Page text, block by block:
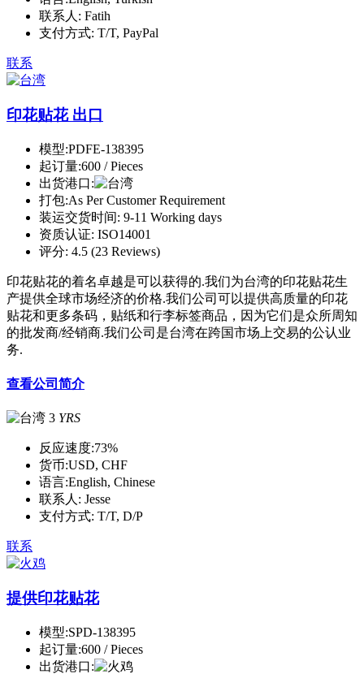
联系人: Fatih
支付方式: T/T, PayPal
联系
印花贴花 出口
模型:PDFE-138395
起订量:600 / Pieces
出货港口:
打包:As Per Customer Requirement
装运交货时间: 9-11 Working days
资质认证: ISO14001
评分: 4.5 (23 Reviews)
印花贴花的着名卓越是可以获得的.我们为台湾的印花贴花生
产提供全球市场经济的价格.我们公司可以提供高质量的印花
贴花和更多条码，贴纸和行李标签商品，因为它们是众所周知
的批发商/经销商.我们公司是台湾在跨国市场上交易的公认业
务.
查看公司简介
3 YRS
反应速度:73%
货币:USD, CHF
语言:English, Chinese
联系人: Jesse
支付方式: T/T, D/P
联系
提供印花贴花
模型:SPD-138395
起订量:600 / Pieces
出货港口: